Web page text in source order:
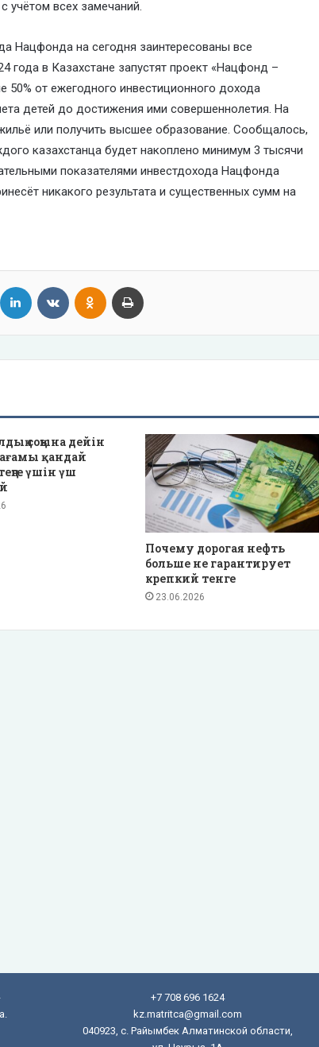
учётом всех замечаний.
Нацфонда на сегодня заинтересованы все
года в Казахстане запустят проект «Нацфонд –
50% от ежегодного инвестиционного дохода
детей до достижения ими совершеннолетия. На
или получить высшее образование. Сообщалось,
казахстанца будет накоплено минимум 3 тысячи
показателями инвестдохода Нацфонда
никакого результата и существенных сумм на
Twitter LinkedIn VKontakteOdnoklassniki
соңына дейін
қандай
үшін үш
Почему дорогая нефть
больше не гарантирует
крепкий тенге
23.06.2026
+7 708 696 1624
kz.matritca@gmail.com
040923, с. Райымбек Алматинской области,